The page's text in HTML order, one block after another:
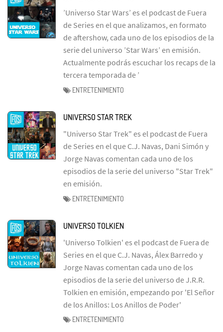
’Universo Star Wars’ es el podcast de Fuera
de Series en el que analizamos, en formato
de aftershow, cada uno de los episodios de la
serie del universo ’Star Wars’ en emisión.
Actualmente podrás escuchar los recaps de la
tercera temporada de ’
ENTRETENIMIENTO
UNIVERSO STAR TREK
"Universo Star Trek" es el podcast de Fuera
de Series en el que C.J. Navas, Dani Simón y
Jorge Navas comentan cada uno de los
episodios de la serie del universo "Star Trek"
en emisión.
ENTRETENIMIENTO
UNIVERSO TOLKIEN
'Universo Tolkien' es el podcast de Fuera de
Series en el que C.J. Navas, Álex Barredo y
Jorge Navas comentan cada uno de los
episodios de la serie del universo de J.R.R.
Tolkien en emisión, empezando por 'El Señor
de los Anillos: Los Anillos de Poder'
ENTRETENIMIENTO